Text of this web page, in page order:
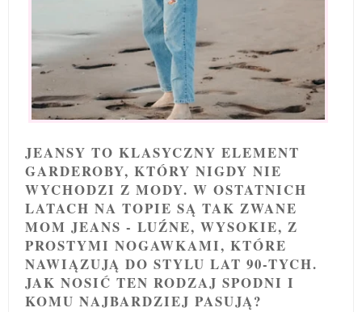
JEANSY TO KLASYCZNY ELEMENT
GARDEROBY, KTÓRY NIGDY NIE
WYCHODZI Z MODY. W OSTATNICH
LATACH NA TOPIE SĄ TAK ZWANE
MOM JEANS - LUŹNE, WYSOKIE, Z
PROSTYMI NOGAWKAMI, KTÓRE
NAWIĄZUJĄ DO STYLU LAT 90-TYCH.
JAK NOSIĆ TEN RODZAJ SPODNI I
KOMU NAJBARDZIEJ PASUJĄ?